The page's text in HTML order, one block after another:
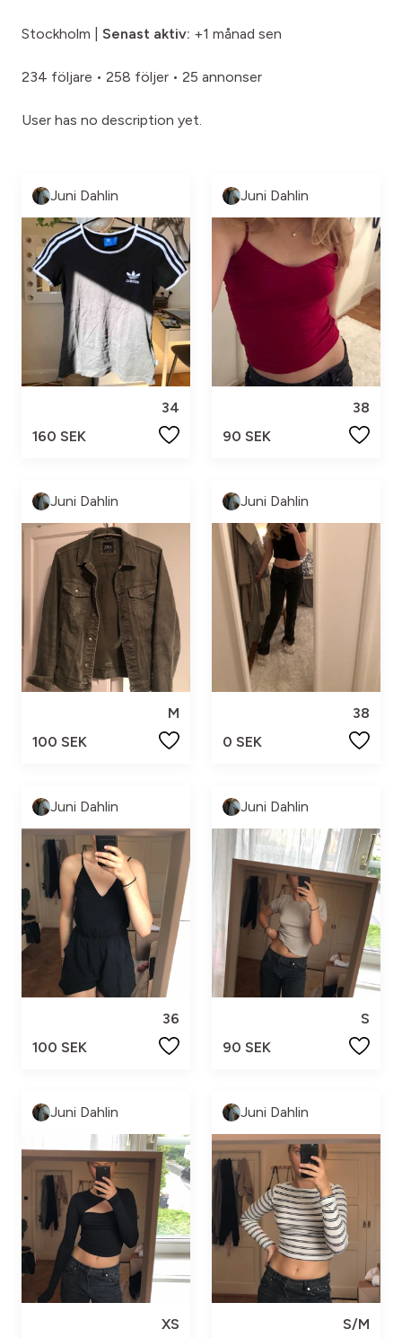
Stockholm | Senast aktiv: +1 månad sen
234 följare • 258 följer • 25 annonser
User has no description yet.
Juni Dahlin
34
160 SEK
Juni Dahlin
38
90 SEK
Juni Dahlin
M
100 SEK
Juni Dahlin
38
0 SEK
Juni Dahlin
36
100 SEK
Juni Dahlin
S
90 SEK
Juni Dahlin
XS
Juni Dahlin
S/M